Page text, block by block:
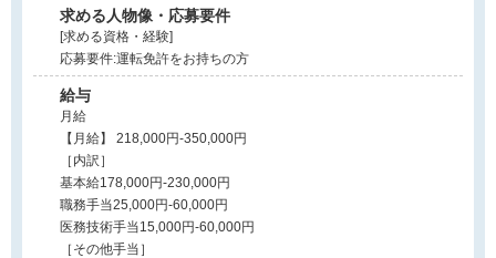
求める人物像・応募要件
[求める資格・経験]
応募要件:運転免許をお持ちの方
給与
月給
【月給】 218,000円-350,000円
［内訳］
基本給178,000円-230,000円
職務手当25,000円-60,000円
医務技術手当15,000円-60,000円
［その他手当］